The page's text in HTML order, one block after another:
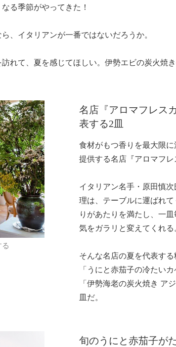
る季節がやってきた！
、イタリアンが一番ではないだろうか。
れて、夏を感じてほしい。伊勢エビの炭火焼
名店『アロマフレス
表する2皿
食材がもつ香りを最大限
提供する名店『アロマフレ
イタリアン名手・原田慎
理は、テーブルに運ばれ
りがあたりを満たし、一
気をガラリと変えてくれる。
そんな名店の夏を代表す
「うにと赤茄子の冷たい
「伊勢海老の炭火焼き ア
皿だ。
旬のうにと赤茄子が